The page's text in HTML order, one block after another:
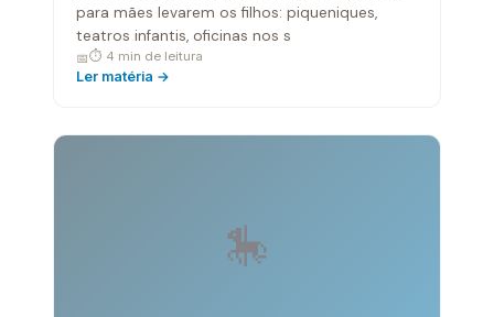
para mães levarem os filhos: piqueniques,
teatros infantis, oficinas nos s
📅⏱ 4 min de leitura
Ler matéria →
🎠